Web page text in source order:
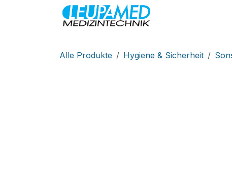
Zum Inhalt springen
Alle Produkte Hygiene & Sicherheit